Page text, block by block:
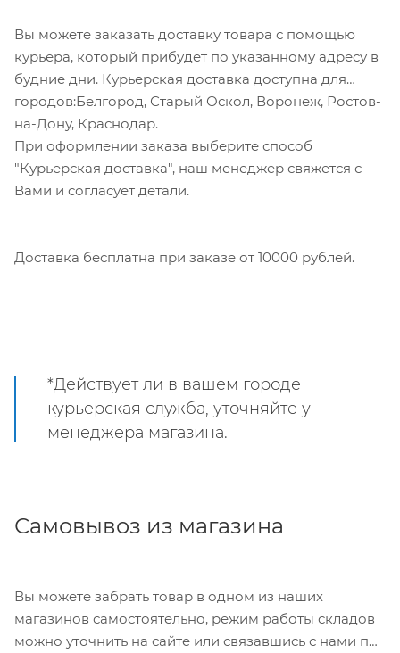
Вы можете заказать доставку товара с помощью
курьера, который прибудет по указанному адресу в
будние дни. Курьерская доставка доступна для
городов:Белгород, Старый Оскол, Воронеж, Ростов-
на-Дону, Краснодар.
При оформлении заказа выберите способ
"Курьерская доставка", наш менеджер свяжется с
Вами и согласует детали.
Доставка бесплатна при заказе от 10000 рублей.
*Действует ли в вашем городе
курьерская служба, уточняйте у
менеджера магазина.
Самовывоз из магазина
Вы можете забрать товар в одном из наших
магазинов самостоятельно, режим работы складов
можно уточнить на сайте или связавшись с нами по